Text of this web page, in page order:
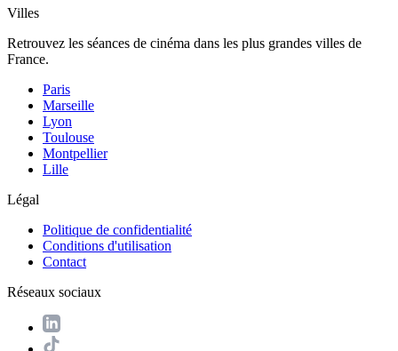
Villes
Retrouvez les séances de cinéma dans les plus grandes villes de
France.
Paris
Marseille
Lyon
Toulouse
Montpellier
Lille
Légal
Politique de confidentialité
Conditions d'utilisation
Contact
Réseaux sociaux